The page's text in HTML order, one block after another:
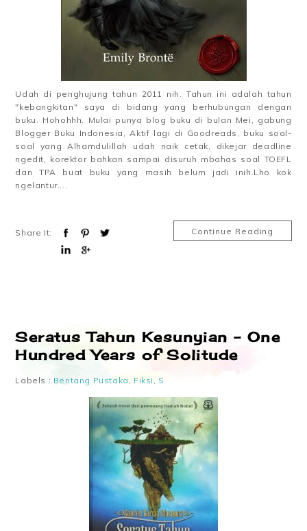
Udah di penghujung tahun 2011 nih. Tahun ini adalah tahun
"kebangkitan" saya di bidang yang berhubungan dengan
buku. Hohohhh. Mulai punya blog buku di bulan Mei, gabung
Blogger Buku Indonesia, Aktif lagi di Goodreads, buku soal-
soal yang Alhamdulillah udah naik cetak, dikejar deadline
ngedit, korektor bahkan sampai disuruh mbahas soal TOEFL
dan TPA buat buku yang masih belum jadi inih.Lho kok
ngelantur....
Share It: Continue Reading
Seratus Tahun Kesunyian – One
Hundred Years of Solitude
Labels : Bentang Pustaka , Fiksi , S